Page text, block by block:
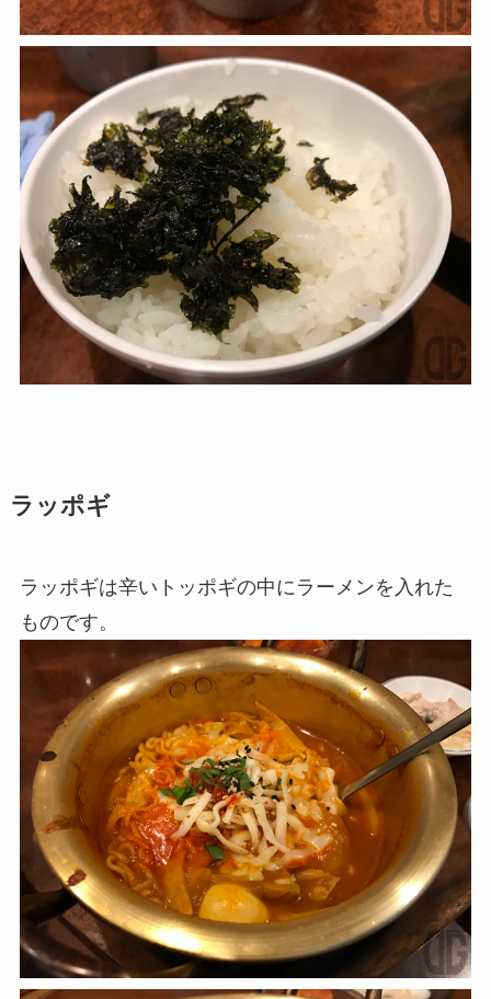
ラッポギ
ラッポギは辛いトッポギの中にラーメンを入れた
ものです。